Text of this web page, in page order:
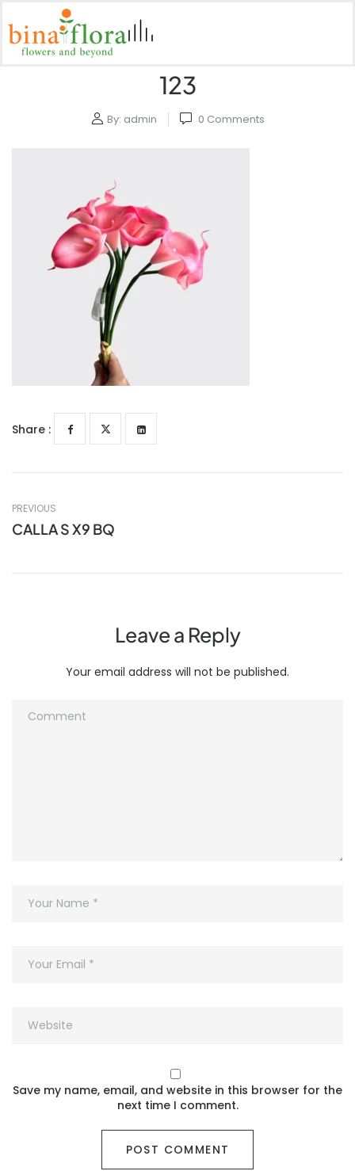
123
By: admin 0 Comments
Share :
PREVIOUS
CALLA S X9 BQ
Leave a Reply
Your email address will not be published.
Save my name, email, and website in this browser for the
next time I comment.